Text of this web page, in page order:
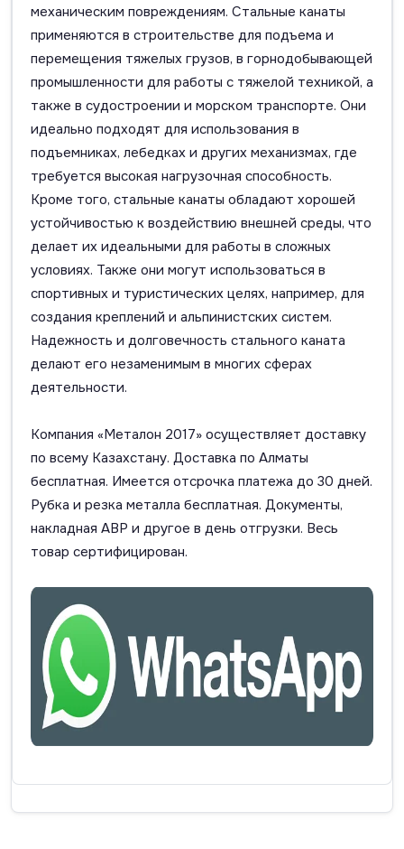
механическим повреждениям. Стальные канаты
применяются в строительстве для подъема и
перемещения тяжелых грузов, в горнодобывающей
промышленности для работы с тяжелой техникой, а
также в судостроении и морском транспорте. Они
идеально подходят для использования в
подъемниках, лебедках и других механизмах, где
требуется высокая нагрузочная способность.
Кроме того, стальные канаты обладают хорошей
устойчивостью к воздействию внешней среды, что
делает их идеальными для работы в сложных
условиях. Также они могут использоваться в
спортивных и туристических целях, например, для
создания креплений и альпинистских систем.
Надежность и долговечность стального каната
делают его незаменимым в многих сферах
деятельности.
Компания «Металон 2017» осуществляет доставку
по всему Казахстану. Доставка по Алматы
бесплатная. Имеется отсрочка платежа до 30 дней.
Рубка и резка металла бесплатная. Документы,
накладная АВР и другое в день отгрузки. Весь
товар сертифицирован.